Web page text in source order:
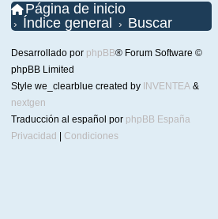
Página de inicio
Índice general
Buscar
Desarrollado por phpBB® Forum Software ©
phpBB Limited
Style we_clearblue created by INVENTEA &
nextgen
Traducción al español por phpBB España
Privacidad
Condiciones